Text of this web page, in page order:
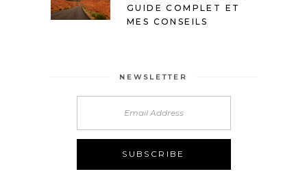
GUIDE COMPLET ET
MES CONSEILS
NEWSLETTER